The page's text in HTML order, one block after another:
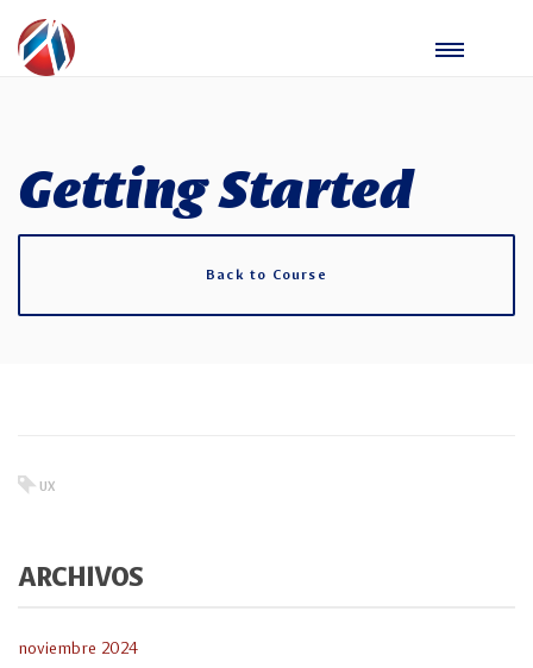
Getting Started
Back to Course
UX
ARCHIVOS
noviembre 2024